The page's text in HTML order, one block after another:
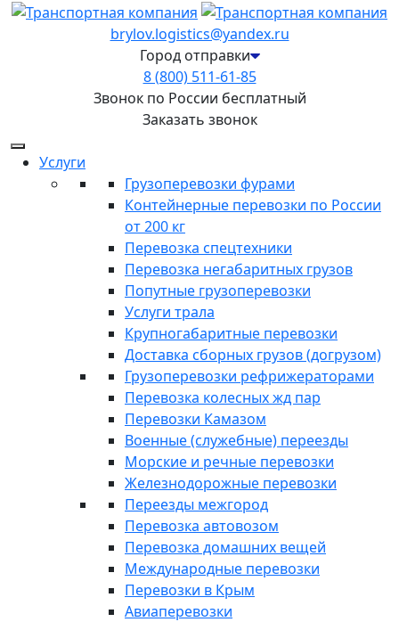
brylov.logistics@yandex.ru
Город отправки
8 (800) 511-61-85
Звонок по России бесплатный
Заказать звонок
Услуги
Грузоперевозки фурами
Контейнерные перевозки по России
от 200 кг
Перевозка спецтехники
Перевозка негабаритных грузов
Попутные грузоперевозки
Услуги трала
Крупногабаритные перевозки
Доставка сборных грузов (догрузом)
Грузоперевозки рефрижераторами
Перевозка колесных жд пар
Перевозки Камазом
Военные (служебные) переезды
Морские и речные перевозки
Железнодорожные перевозки
Переезды межгород
Перевозка автовозом
Перевозка домашних вещей
Международные перевозки
Перевозки в Крым
Авиаперевозки